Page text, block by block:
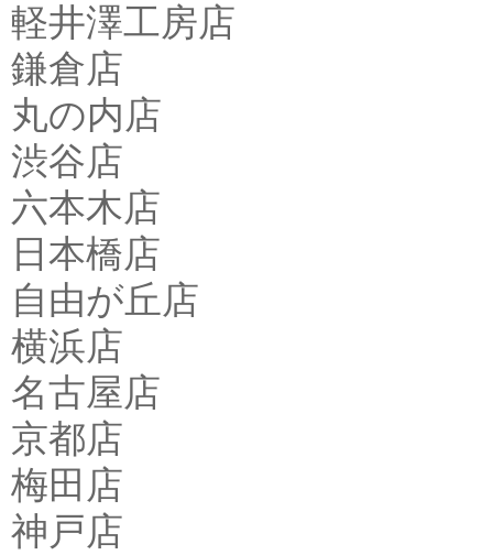
軽井澤工房店
鎌倉店
丸の内店
渋谷店
六本木店
日本橋店
自由が丘店
横浜店
名古屋店
京都店
梅田店
神戸店